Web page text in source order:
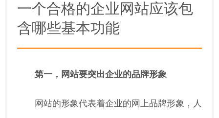
一个合格的企业网站应该包
含哪些基本功能
第一，网站要突出企业的品牌形象
网站的形象代表着企业的网上品牌形象，人